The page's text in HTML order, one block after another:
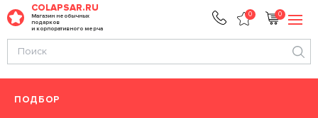
COLAPSAR.RU
Магазин необычных
подарков
и корпоративного мерча
0 0
ПОДБОР